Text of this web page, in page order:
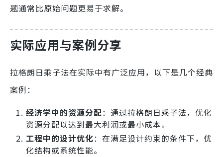
题通常比原始问题更易于求解。
实际应用与案例分享
拉格朗日乘子法在实际中有广泛应用，以下是几个经典
案例：
经济学中的资源分配：通过拉格朗日乘子法，优化
资源分配以达到最大利润或最小成本。
工程中的设计优化：在满足设计约束的条件下，优
化结构或系统性能。